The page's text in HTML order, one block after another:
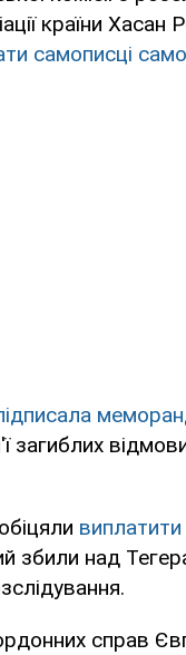
країни
самописці
загиблих
збили над
справ